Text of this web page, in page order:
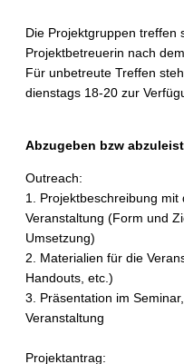
Die Projektgruppen treffen
Projektbetreuerin nach
Für unbetreute Treffen
dienstags 18-20 zur
Abzugeben bzw
Outreach:
1. Projektbeschreibung
Veranstaltung (Form und
Umsetzung)
2. Materialien für die
Handouts, etc.)
3. Präsentation im
Veranstaltung
Projektantrag: